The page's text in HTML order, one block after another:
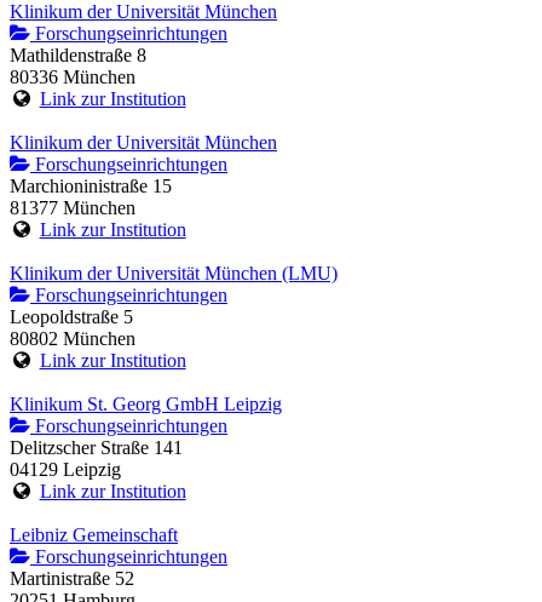
Klinikum der Universität München
Forschungseinrichtungen
Mathildenstraße 8
80336 München
Link zur Institution
Klinikum der Universität München
Forschungseinrichtungen
Marchioninistraße 15
81377 München
Link zur Institution
Klinikum der Universität München (LMU)
Forschungseinrichtungen
Leopoldstraße 5
80802 München
Link zur Institution
Klinikum St. Georg GmbH Leipzig
Forschungseinrichtungen
Delitzscher Straße 141
04129 Leipzig
Link zur Institution
Leibniz Gemeinschaft
Forschungseinrichtungen
Martinistraße 52